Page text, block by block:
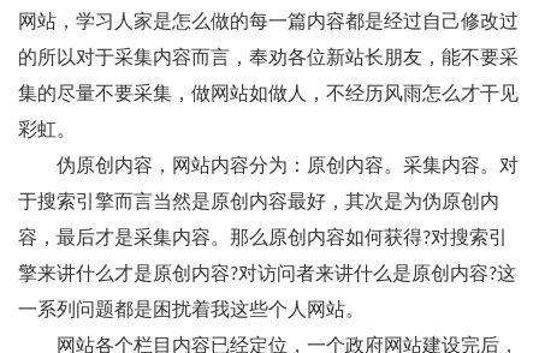
网站，学习人家是怎么做的每一篇内容都是经过自己修改过
的所以对于采集内容而言，奉劝各位新站长朋友，能不要采
集的尽量不要采集，做网站如做人，不经历风雨怎么才干见
彩虹。
伪原创内容，网站内容分为：原创内容。采集内容。对
于搜索引擎而言当然是原创内容最好，其次是为伪原创内
容，最后才是采集内容。那么原创内容如何获得?对搜索引
擎来讲什么才是原创内容?对访问者来讲什么是原创内容?这
一系列问题都是困扰着我这些个人网站。
网站各个栏目内容已经定位，一个政府网站建设完后，